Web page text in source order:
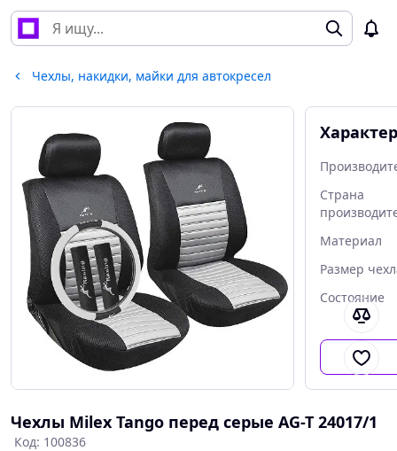
Чехлы, накидки, майки для автокресел
Страна
Материал
Размер
Состояние
Чехлы Milex Tango перед серые AG-T 24017/1
Код: 100836